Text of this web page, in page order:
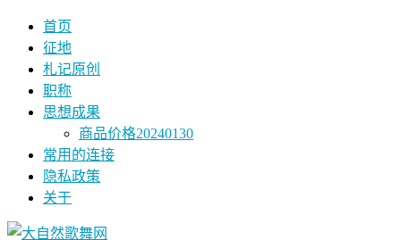
首页
征地
札记原创
职称
思想成果
商品价格20240130
常用的连接
隐私政策
关于